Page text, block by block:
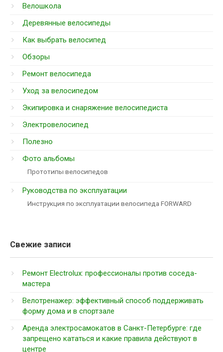
Велошкола
Деревянные велосипеды
Как выбрать велосипед
Обзоры
Ремонт велосипеда
Уход за велосипедом
Экипировка и снаряжение велосипедиста
Электровелосипед
Полезно
Фото альбомы
Прототипы велосипедов
Руководства по эксплуатации
Инструкция по эксплуатации велосипеда FORWARD
Свежие записи
Ремонт Electrolux: профессионалы против соседа-
мастера
Велотренажер: эффективный способ поддерживать
форму дома и в спортзале
Аренда электросамокатов в Санкт-Петербурге: где
запрещено кататься и какие правила действуют в
центре